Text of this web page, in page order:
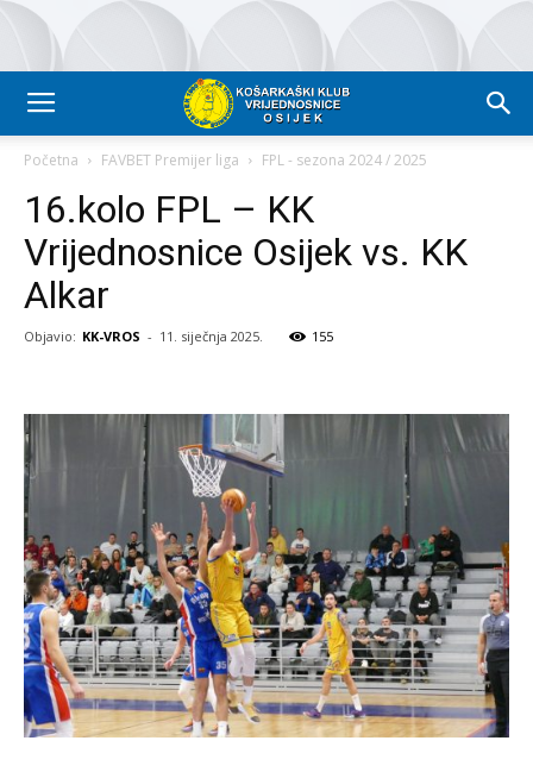
Početna FAVBET Premijer liga FPL - sezona 2024 / 2025
16.kolo FPL – KK
Vrijednosnice Osijek vs. KK
Alkar
Objavio: KK-VROS - 11. siječnja 2025. 155